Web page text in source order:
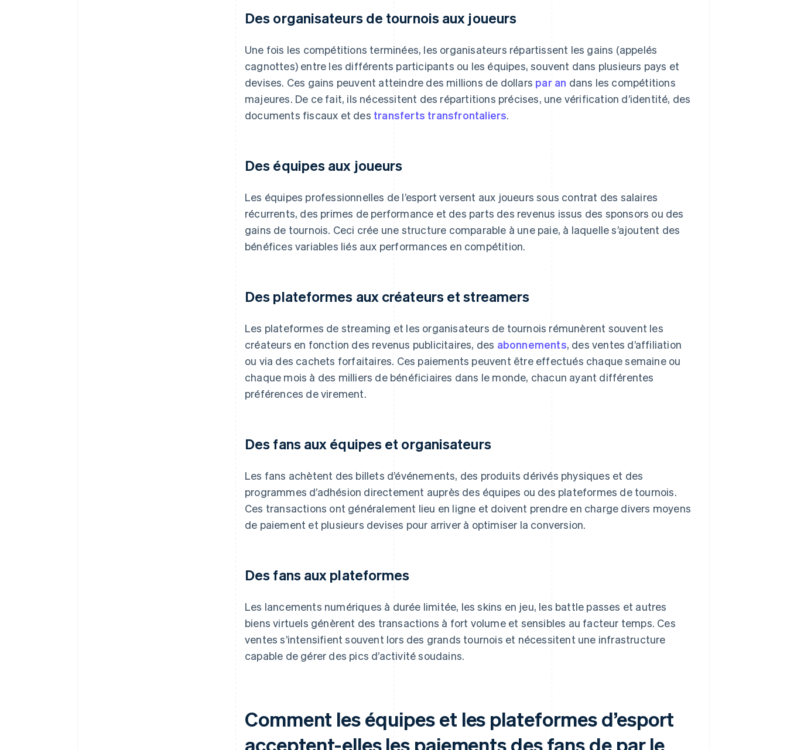
Des organisateurs de tournois aux joueurs
Une fois les compétitions terminées, les organisateurs répartissent les gains (appelés
cagnottes) entre les différents participants ou les équipes, souvent dans plusieurs pays et
devises. Ces gains peuvent atteindre des millions de dollars par an dans les compétitions
majeures. De ce fait, ils nécessitent des répartitions précises, une vérification d’identité, des
documents fiscaux et des transferts transfrontaliers.
Des équipes aux joueurs
Les équipes professionnelles de l’esport versent aux joueurs sous contrat des salaires
récurrents, des primes de performance et des parts des revenus issus des sponsors ou des
gains de tournois. Ceci crée une structure comparable à une paie, à laquelle s’ajoutent des
bénéfices variables liés aux performances en compétition.
Des plateformes aux créateurs et streamers
Les plateformes de streaming et les organisateurs de tournois rémunèrent souvent les
créateurs en fonction des revenus publicitaires, des abonnements, des ventes d’affiliation
ou via des cachets forfaitaires. Ces paiements peuvent être effectués chaque semaine ou
chaque mois à des milliers de bénéficiaires dans le monde, chacun ayant différentes
préférences de virement.
Des fans aux équipes et organisateurs
Les fans achètent des billets d’événements, des produits dérivés physiques et des
programmes d’adhésion directement auprès des équipes ou des plateformes de tournois.
Ces transactions ont généralement lieu en ligne et doivent prendre en charge divers moyens
de paiement et plusieurs devises pour arriver à optimiser la conversion.
Des fans aux plateformes
Les lancements numériques à durée limitée, les skins en jeu, les battle passes et autres
biens virtuels génèrent des transactions à fort volume et sensibles au facteur temps. Ces
ventes s’intensifient souvent lors des grands tournois et nécessitent une infrastructure
capable de gérer des pics d’activité soudains.
Comment les équipes et les plateformes d’esport
acceptent-elles les paiements des fans de par le